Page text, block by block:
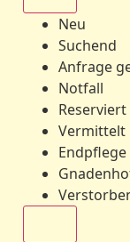
Neu
Suchend
Anfrage
Notfall
Reserviert
Vermittelt
Endpflege